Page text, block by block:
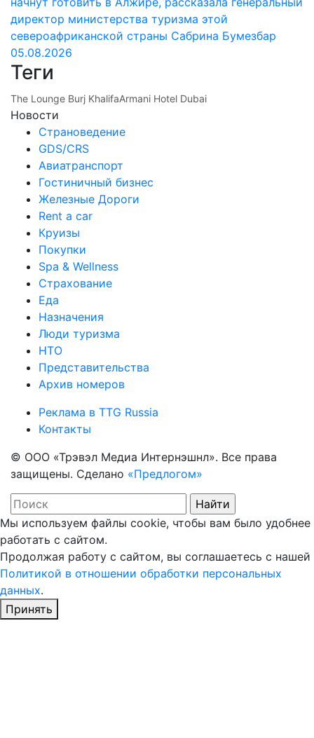
директор министерства туризма этой
североафриканской страны Сабрина Бумезбар
05.08.2026
Теги
The Lounge Burj KhalifaArmani Hotel Dubai
Новости
Страноведение
GDS/CRS
Авиатранспорт
Гостиничный бизнес
Железные Дороги
Rent a car
Круизы
Покупки
Spa & Wellness
Страхование
Еда
Назначения
Люди туризма
НТО
Представительства
Архив номеров
Реклама в TTG Russia
Контакты
© ООО «Трэвэл Медиа Интернэшнл». Все права
защищены. Сделано «Предлогом»
Мы используем файлы cookie, чтобы вам было удобнее
работать с сайтом.
Продолжая работу с сайтом, вы соглашаетесь с нашей
Политикой в отношении обработки персональных
данных.
Принять